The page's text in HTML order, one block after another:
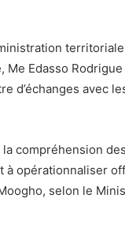
Edasso
d’échanges avec
compréhension
à opérationnaliser
selon le